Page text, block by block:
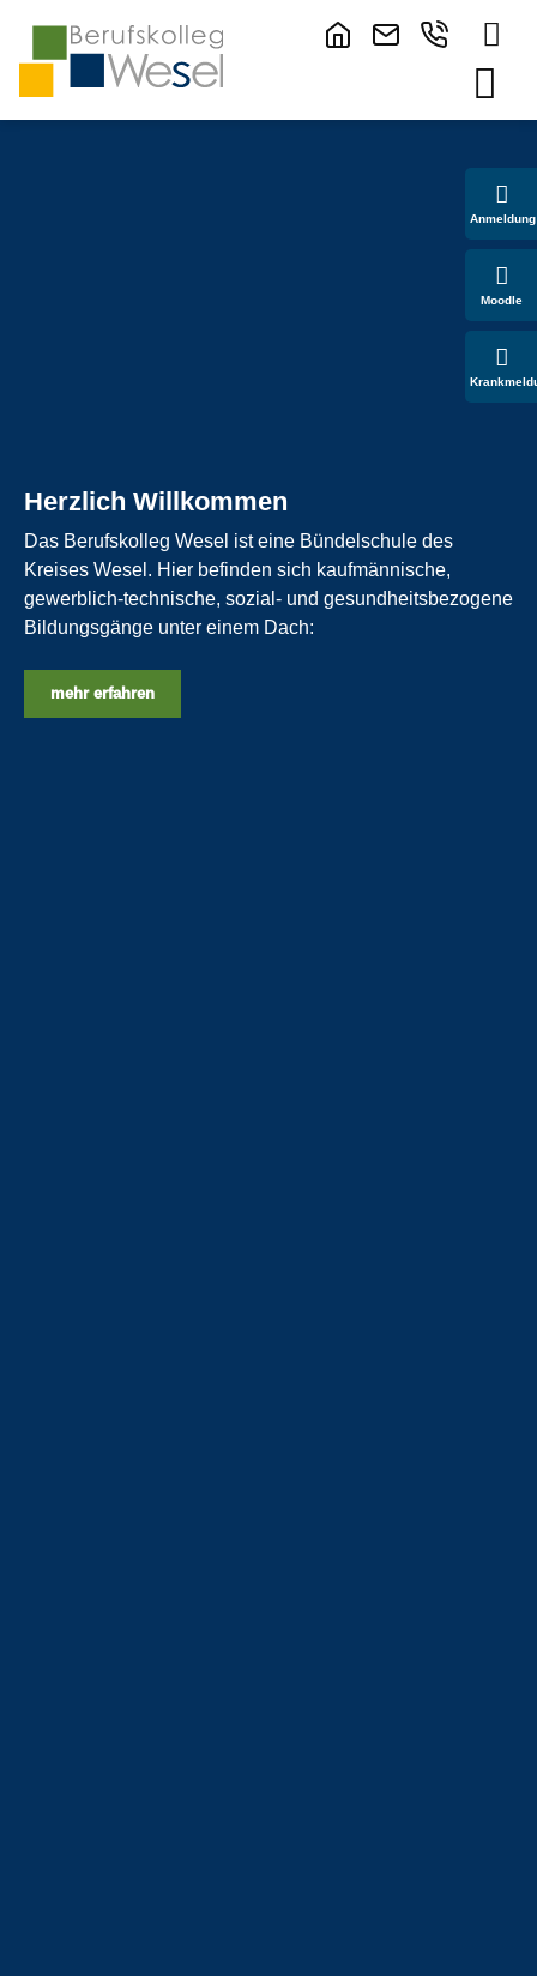
Herzlich Willkommen
Das Berufskolleg Wesel ist eine Bündelschule des
Kreises Wesel. Hier befinden sich kaufmännische,
gewerblich-technische, sozial- und gesundheitsbezogene
Bildungsgänge unter einem Dach:
mehr erfahren
Anmeldung
Moodle